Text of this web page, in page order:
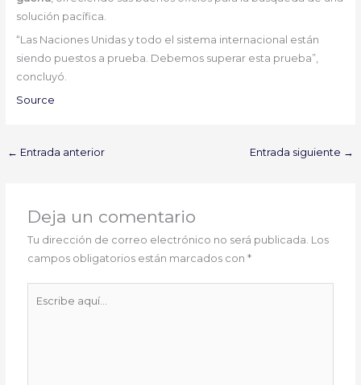
solución pacífica.
“Las Naciones Unidas y todo el sistema internacional están
siendo puestos a prueba. Debemos superar esta prueba”,
concluyó.
Source
← Entrada anterior Entrada siguiente →
Deja un comentario
Tu dirección de correo electrónico no será publicada. Los
campos obligatorios están marcados con*